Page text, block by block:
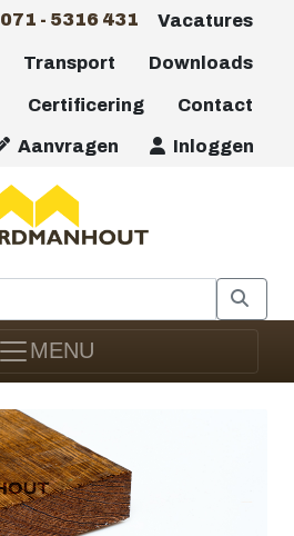
071 - 5316 431 Vacatures
Transport Downloads
Certificering Contact
Aanvragen Inloggen
MENU